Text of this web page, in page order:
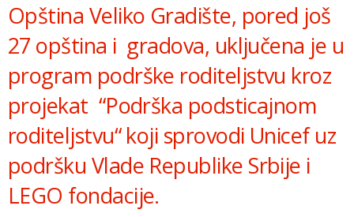
Opština Veliko Gradište, pored još
27 opština i gradova, uključena je u
program podrške roditeljstvu kroz
projekat “Podrška podsticajnom
roditeljstvu“ koji sprovodi Unicef uz
podršku Vlade Republike Srbije i
LEGO fondacije.